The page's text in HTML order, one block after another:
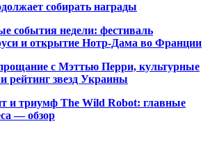
собирать награды
события недели: фестиваль
и открытие Нотр-Дама во Франции
с Мэттью Перри, культурные
рейтинг звезд Украины
и триумф The Wild Robot: главные
— обзор